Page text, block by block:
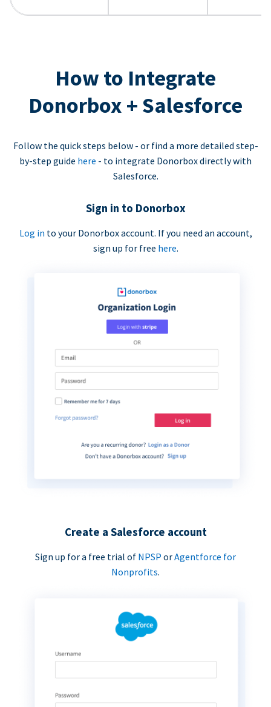
How to Integrate
Donorbox + Salesforce
Follow the quick steps below - or find a more detailed step-
by-step guide here - to integrate Donorbox directly with
Salesforce.
Sign in to Donorbox
Log in to your Donorbox account. If you need an account,
sign up for free here.
Create a Salesforce account
Sign up for a free trial of NPSP orAgentforce for
Nonprofits.